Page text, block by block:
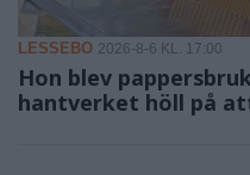
LESSEBO 2026-8-6 KL. 17:00
Hon blev
hantverket höll på